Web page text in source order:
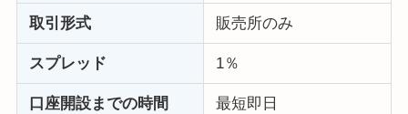
取引形式 販売所のみ
スプレッド 1％
口座開設までの時間 最短即日